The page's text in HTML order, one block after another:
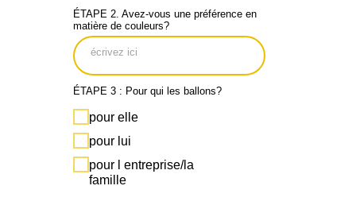
ÉTAPE 2. Avez-vous une préférence en
matière de couleurs?
ÉTAPE 3 : Pour qui les ballons?
pour elle
pour lui
pour l entreprise/la
famille